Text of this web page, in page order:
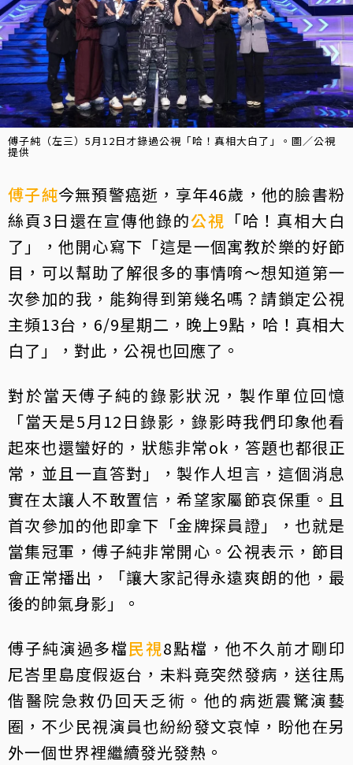
傅子純（左三）5月12日才錄過公視「哈！真相大白了」。圖／公視
提供
傅子純今無預警癌逝，享年46歲，他的臉書粉
絲頁3日還在宣傳他錄的公視 「哈！真相大白
了」，他開心寫下「這是一個寓教於樂的好節
目，可以幫助了解很多的事情唷～想知道第一
次參加的我，能夠得到第幾名嗎？請鎖定公視
主頻13台，6/9星期二，晚上9點，哈！真相大
白了」，對此，公視也回應了。
對於當天傅子純的錄影狀況，製作單位回憶
「當天是5月12日錄影，錄影時我們印象他看
起來也還蠻好的，狀態非常ok，答題也都很正
常，並且一直答對」，製作人坦言，這個消息
實在太讓人不敢置信，希望家屬節哀保重。且
首次參加的他即拿下「金牌探員證」，也就是
當集冠軍，傅子純非常開心。公視表示，節目
會正常播出，「讓大家記得永遠爽朗的他，最
後的帥氣身影」。
傅子純演過多檔民視8點檔，他不久前才剛印
尼峇里島度假返台，未料竟突然發病，送往馬
偕醫院急救仍回天乏術。他的病逝震驚演藝
圈，不少民視演員也紛紛發文哀悼，盼他在另
外一個世界裡繼續發光發熱。